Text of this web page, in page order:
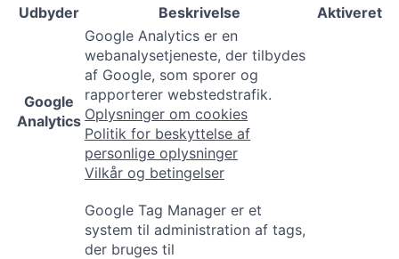
Udbyder
Beskrivelse Aktiveret
Google
Analytics
Google Analytics er en
webanalysetjeneste, der tilbydes
af Google, som sporer og
rapporterer webstedstrafik.
Oplysninger om cookies
Politik for beskyttelse af
personlige oplysninger
Vilkår og betingelser
Google Tag Manager er et
system til administration af tags,
der bruges til